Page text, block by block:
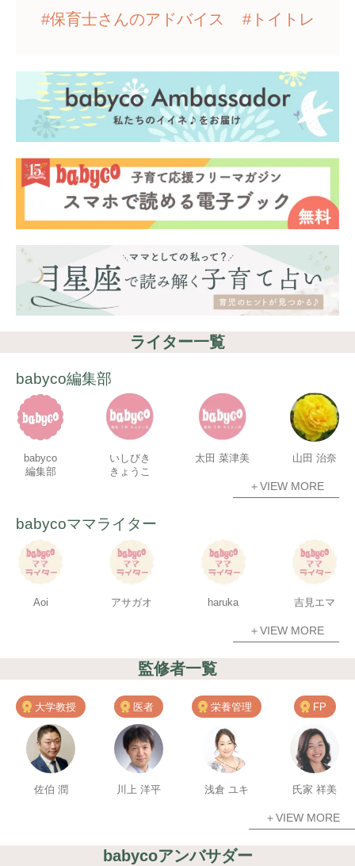
#保育士さんのアドバイス #トイトレ
ライター一覧
babyco編集部
babyco
編集部
いしびき
きょうこ
太田 菜津美 山田 治奈
＋VIEW MORE
babycoママライター
Aoi アサガオ haruka 吉見エマ
＋VIEW MORE
監修者一覧
大学教授
佐伯 潤
医者
川上 洋平
栄養管理
浅倉 ユキ
FP
氏家 祥美
＋VIEW MORE
babycoアンバサダー